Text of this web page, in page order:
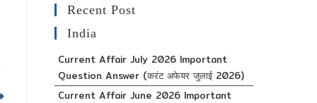
Recent Post
India
Current Affair July 2026 Important
Question Answer (करंट अफेयर जुलाई 2026)
Current Affair June 2026 Important